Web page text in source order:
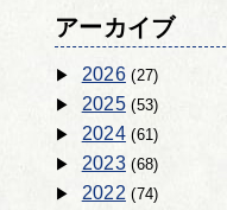
アーカイブ
2026(27)
2025(53)
2024(61)
2023(68)
2022(74)